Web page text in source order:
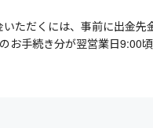
ただくには、事前に出金先
お手続き分が翌営業日9:00頃